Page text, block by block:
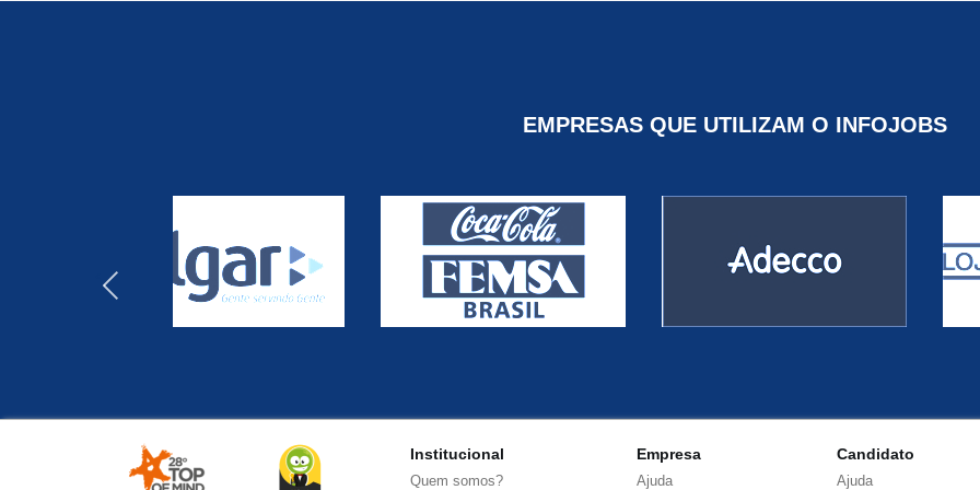
EMPRESAS QUE UTILIZAM O INFOJOBS
Institucional
Quem somos?
Empresa
Ajuda
Candidato
Ajuda